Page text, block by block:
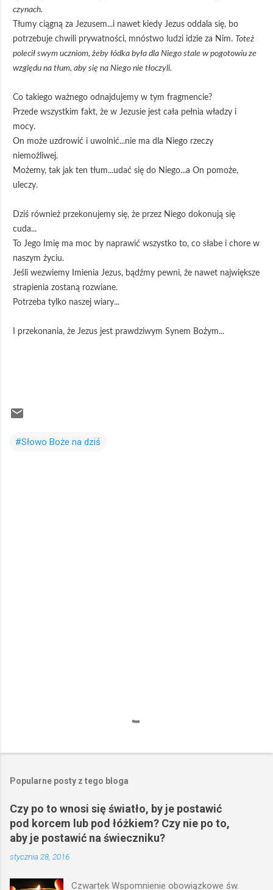
czynach.
Tłumy ciągną za Jezusem...i nawet kiedy Jezus oddala się, bo
potrzebuje chwili prywatności, mnóstwo ludzi idzie za Nim. Toteż
polecił swym uczniom, żeby łódka była dla Niego stale w pogotowiu ze
względu na tłum, aby się na Niego nie tłoczyli.
Co takiego ważnego odnajdujemy w tym fragmencie?
Przede wszystkim fakt, że w Jezusie jest cała pełnia władzy i
mocy.
On może uzdrowić i uwolnić...nie ma dla Niego rzeczy
niemożliwej.
Możemy, tak jak ten tłum...udać się do Niego...a On pomoże,
uleczy.
Dziś również przekonujemy się, że przez Niego dokonują się
cuda...
To Jego Imię ma moc by naprawić wszystko to, co słabe i chore w
naszym życiu.
Jeśli wezwiemy Imienia Jezus, bądźmy pewni, że nawet największe
strapienia zostaną rozwiane.
Potrzeba tylko naszej wiary...
I przekonania, że Jezus jest prawdziwym Synem Bożym...
#Słowo Boże na dziś
Popularne posty z tego bloga
Czy po to wnosi się światło, by je postawić
pod korcem lub pod łóżkiem? Czy nie po to,
aby je postawić na świeczniku?
stycznia 28, 2016
Czwartek Wspomnienie obowiązkowe św.